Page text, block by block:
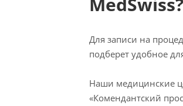
Для записи на
подберет удобное
Наши медицинские
«Комендантский